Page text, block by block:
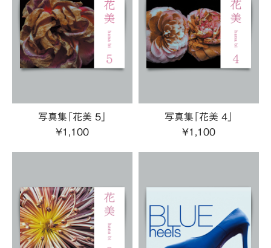
写真集「花美 5」
¥1,100
写真集「花美 4」
¥1,100